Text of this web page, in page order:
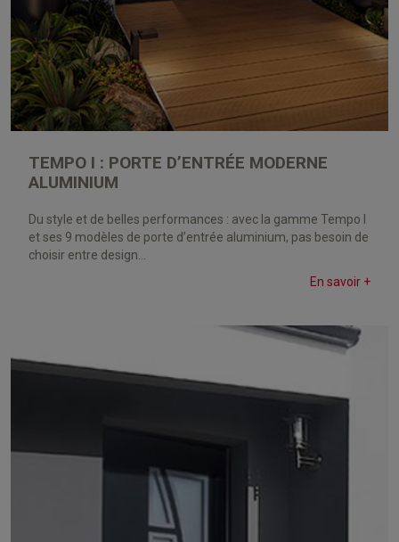
TEMPO I : PORTE D’ENTRÉE MODERNE
ALUMINIUM
Du style et de belles performances : avec la gamme Tempo I
et ses 9 modèles de porte d’entrée aluminium, pas besoin de
choisir entre design...
En savoir +